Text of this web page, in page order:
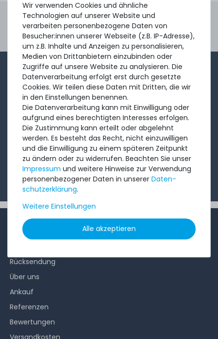
4.96 /5.00aus8.500Bewertungen
Gebraucht. Geprüft. Geliefert.
1-2x im Monat sendet André aus dem Vertriebsteam
eine kurze, knackige Mail mit Angeboten, neu
eingetroffenen Produkten und Informationen, die Sie
interessieren könnten. Probieren Sie's!
Abonnieren
Ich möchte Ihren Newsletter erhalten und akzeptiere
dieDatenschutzerklärung.
Wir verwenden Cookies und ähnliche
Technologien auf unserer Website und
verarbeiten personenbezogene Daten von
Besucher:innen unserer Webseite (z.B. IP-Adresse),
um z.B. Inhalte und Anzeigen zu personalisieren,
Medien von Drittanbietern einzubinden oder
Zugriffe auf unsere Website zu analysieren. Die
Datenverarbeitung erfolgt erst durch gesetzte
Cookies. Wir teilen diese Daten mit Dritten, die wir
in den Einstellungen benennen.
Die Datenverarbeitung kann mit Einwilligung oder
aufgrund eines berechtigten Interesses erfolgen.
Die Zustimmung kann erteilt oder abgelehnt
werden. Es besteht das Recht, nicht einzuwilligen
und die Einwilligung zu einem späteren Zeitpunkt
zu ändern oder zu widerrufen. Beachten Sie unser
Impressum und weitere Hinweise zur Verwendung
personenbezogener Daten in unserer Daten­
schutz­erklärung.
Weitere Einstellungen
Alle akzeptieren
INFORMATIONEN
Rücksendung
Über uns
Ankauf
Referenzen
Bewertungen